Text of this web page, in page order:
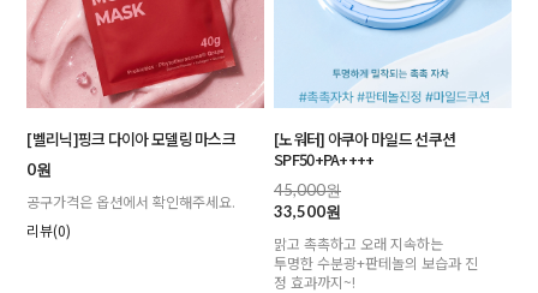
[벨리닉]핑크 다이아 모델링 마스크
0원
공구가격은 옵션에서 확인해주세요.
리뷰(0)
[노워터] 아쿠아 마일드 선쿠션
SPF50+PA++++
45,000원
33,500원
맑고 촉촉하고 오래 지속하는
투명한 수분광+판테놀의 보습과 진
정 효과까지~!